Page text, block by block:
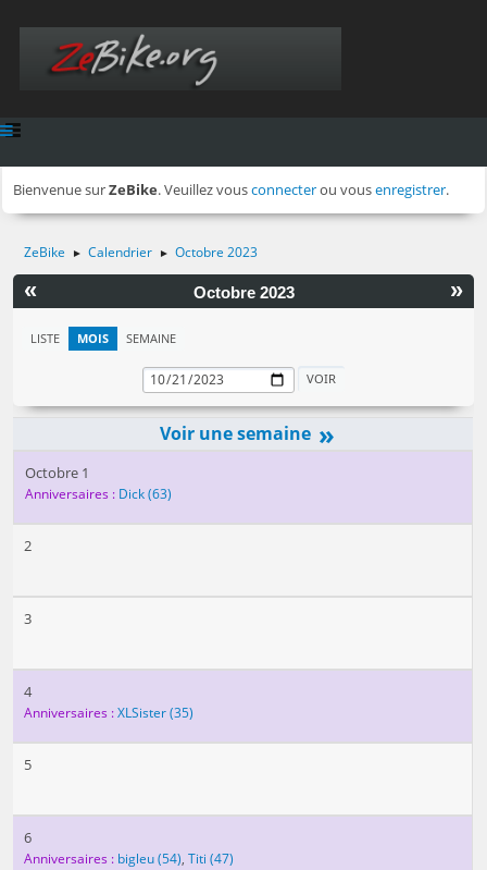
Bienvenue surZeBike. Veuillez vousconnecterou vousenregistrer.
ZeBike ► Calendrier ► Octobre 2023
« »
Octobre 2023
LISTE MOIS SEMAINE
»
Octobre 1
Anniversaires : Dick(63)
2
3
4
Anniversaires :XLSister(35)
5
6
Anniversaires : bigleu(54), Titi (47)